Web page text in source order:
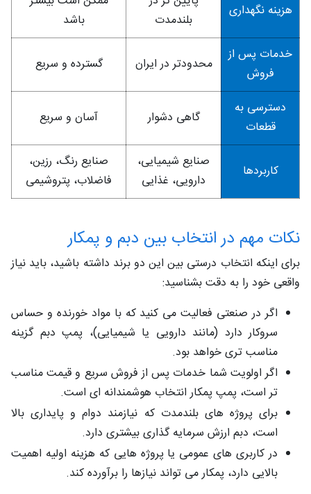
هزینه نگهداری
بلندمدت
باشد
خدمات پس از
فروش
محدودتر در ایران گسترده و سریع
دسترسی به
قطعات
گاهی دشوار آسان و سریع
کاربردها
صنایع شیمیایی،
دارویی، غذایی
صنایع رنگ، رزین،
فاضلاب، پتروشیمی
نکات مهم در انتخاب بین دبم و پمکار
برای اینکه انتخاب درستی بین این دو برند داشته باشید، باید نیاز
واقعی خود را به‌ دقت بشناسید:
اگر در صنعتی فعالیت می‌ کنید که با مواد خورنده و حساس
سروکار دارد (مانند دارویی یا شیمیایی)، پمپ دبم گزینه
مناسب‌ تری خواهد بود.
اگر اولویت شما خدمات پس از فروش سریع و قیمت مناسب‌
تر است، پمپ پمکار انتخاب هوشمندانه‌ ای است.
برای پروژه‌ های بلندمدت که نیازمند دوام و پایداری بالا
است، دبم ارزش سرمایه‌ گذاری بیشتری دارد.
در کاربری‌ های عمومی یا پروژه‌ هایی که هزینه اولیه اهمیت
بالایی دارد، پمکار می‌ تواند نیازها را برآورده کند.